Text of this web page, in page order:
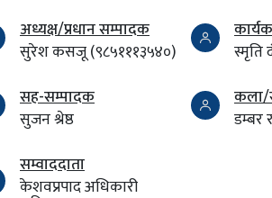
अध्यक्ष/प्रधान सम्पादक
सुरेश कसजू (९८५१११३५४०)
स्मृति
सह-सम्पादक
सुजन श्रेष्ठ
कला/
डम्बर
सम्वाददाता
केशवप्रपाद अधिकारी